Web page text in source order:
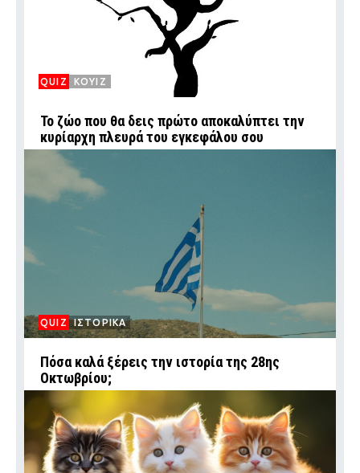
QUIZ ΚΟΥΙΖ
Το ζώο που θα δεις πρώτο αποκαλύπτει την
κυρίαρχη πλευρά του εγκεφάλου σου
QUIZ ΙΣΤΟΡΙΚΑ
Πόσα καλά ξέρεις την ιστορία της 28ης
Οκτωβρίου;